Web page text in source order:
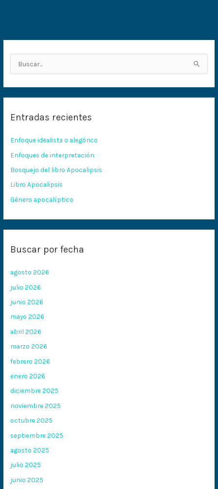
a
p
o
r
:
Entradas recientes
Enfoque idealista o alegórico
Enfoques de interpretación
Bosquejo del libro Apocalipsis
Libro Apocalipsis
Género apocalíptico
Buscar por fecha
agosto 2026
julio 2026
junio 2026
mayo 2026
abril 2026
marzo 2026
febrero 2026
enero 2026
diciembre 2025
noviembre 2025
octubre 2025
septiembre 2025
agosto 2025
julio 2025
junio 2025